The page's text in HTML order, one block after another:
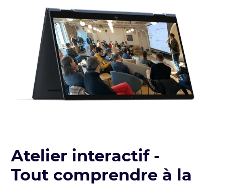
Atelier interactif -
Tout comprendre à la